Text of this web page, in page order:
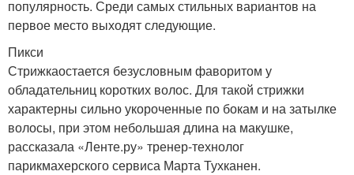
популярность. Среди самых стильных вариантов на
первое место выходят следующие.
Пикси
Стрижкаостается безусловным фаворитом у
обладательниц коротких волос. Для такой стрижки
характерны сильно укороченные по бокам и на затылке
волосы, при этом небольшая длина на макушке,
рассказала «Ленте.ру» тренер-технолог
парикмахерского сервиса Марта Тухканен.